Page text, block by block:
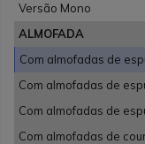
Versão Mono
ALMOFADA
Com almofadas de
Com almofadas de
Com almofadas de
Com almofadas de